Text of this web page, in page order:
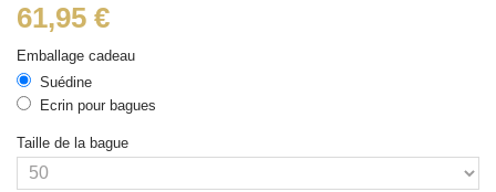
61,95 €
Emballage cadeau
Suédine
Ecrin pour bagues
Taille de la bague